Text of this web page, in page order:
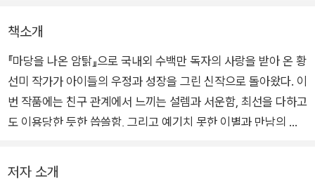
책소개
『마당을 나온 암탉』으로 국내외 수백만 독자의 사랑을 받아 온 황
선미 작가가 아이들의 우정과 성장을 그린 신작으로 돌아왔다. 이
번 작품에는 친구 관계에서 느끼는 설렘과 서운함, 최선을 다하고
도 이용당한 듯한 씁쓸함, 그리고 예기치 못한 이별과 만남의 경
김현영 작가의 그림이 더해져 이야기의 감정을 더욱 풍성하게 전
한다. 내 곁의 소중한 친구를 돌아보게 하는 이 책은 어린이와 어
저자 소개